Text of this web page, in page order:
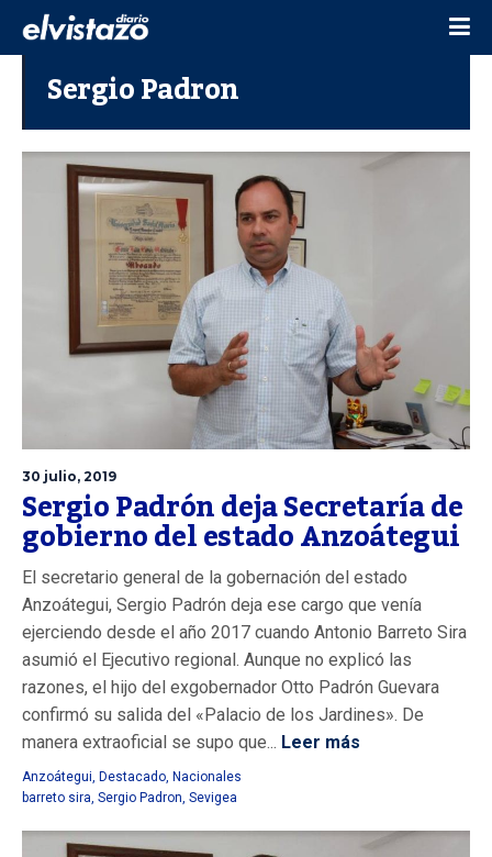
Sergio Padron
30 julio, 2019
Sergio Padrón deja Secretaría de
gobierno del estado Anzoátegui
El secretario general de la gobernación del estado
Anzoátegui, Sergio Padrón deja ese cargo que venía
ejerciendo desde el año 2017 cuando Antonio Barreto Sira
asumió el Ejecutivo regional. Aunque no explicó las
razones, el hijo del exgobernador Otto Padrón Guevara
confirmó su salida del «Palacio de los Jardines». De
manera extraoficial se supo que... Leer más
Anzoátegui, Destacado, Nacionales
barreto sira, Sergio Padron, Sevigea